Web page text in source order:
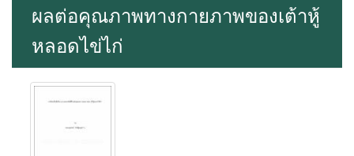
ผลต่อคุณภาพทางกายภาพของเต้าหู้
หลอดไข่ไก่